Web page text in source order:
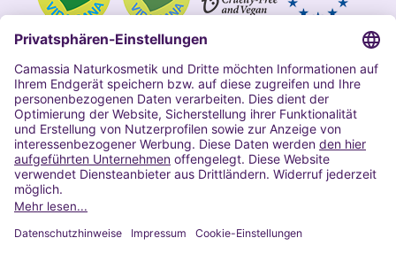
Impressum
Allgemeine Geschäftsbedingungen
Datenschutzerklärung Camassia
Widerrufsbelehrung
Copyright 2020 | Alle Rechte vorbehalten